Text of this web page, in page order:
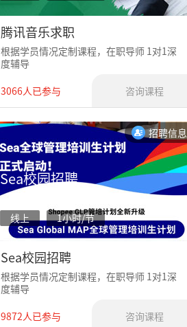
腾讯音乐求职
根据学员情况定制课程，在职导师 1对1深
度辅导
3066人已参与
咨询课程
招聘信息
Sea校园招聘
线上 1小时/节
Sea校园招聘
根据学员情况定制课程，在职导师 1对1深
度辅导
9872人已参与
咨询课程